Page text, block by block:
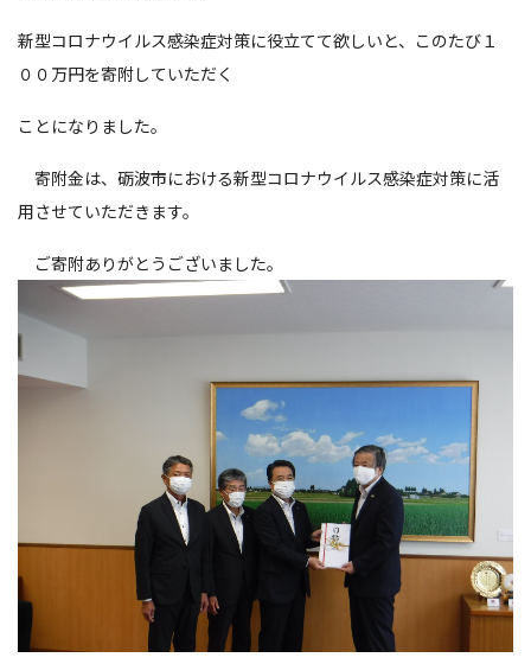
新型コロナウイルス感染症対策に役立てて欲しいと、このたび１
００万円を寄附していただく
ことになりました。
寄附金は、砺波市における新型コロナウイルス感染症対策に活
用させていただきます。
ご寄附ありがとうございました。